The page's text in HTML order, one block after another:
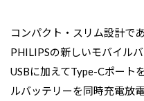
コンパクト・スリム設計で
PHILIPSの新しいモバイル
USBに加えてType-Cポート
ルバッテリーを同時充電放電